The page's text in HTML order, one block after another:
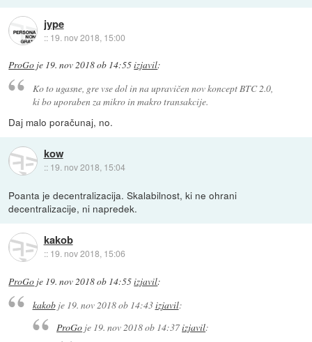
jype
:: 19. nov 2018, 15:00
ProGo je 19. nov 2018 ob 14:55izjavil:
Ko to ugasne, gre vse dol in na upravičen nov koncept BTC 2.0,
ki bo uporaben za mikro in makro transakcije.
Daj malo poračunaj, no.
kow
:: 19. nov 2018, 15:04
Poanta je decentralizacija. Skalabilnost, ki ne ohrani
decentralizacije, ni napredek.
kakob
:: 19. nov 2018, 15:06
ProGo je 19. nov 2018 ob 14:55izjavil:
kakobje 19. nov 2018 ob 14:43izjavil:
ProGo je 19. nov 2018 ob 14:37izjavil: